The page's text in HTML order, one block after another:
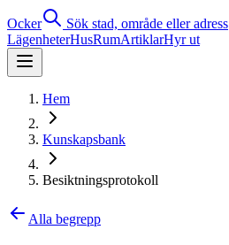
Ocker
Sök stad, område eller adress
LägenheterHusRumArtiklarHyr ut
Hem
Kunskapsbank
Besiktningsprotokoll
Alla begrepp